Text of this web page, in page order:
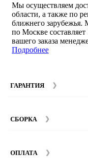
Мы осуществляем
области, а также по
ближнего зарубежья.
по Москве
вашего заказа
Подробнее
ГАРАНТИЯ
составляет 12
СБОРКА
Стоимость сборки
ОПЛАТА